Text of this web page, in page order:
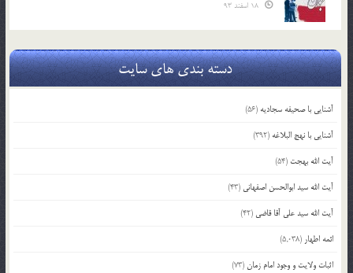
دسته بندی های سایت
آشنایی با صحیفه سجادیه (56)
آشنایی با نهج البلاغه (392)
آیت الله بهجت (54)
آیت الله سید ابوالحسن اصفهانی (43)
آیت الله سید علی آقا قاضی (42)
ائمه اطهار (5,038)
اثبات ولایت و وجود امام زمان(73)